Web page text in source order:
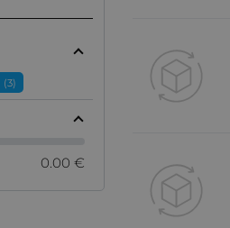
(3)
0.00 €